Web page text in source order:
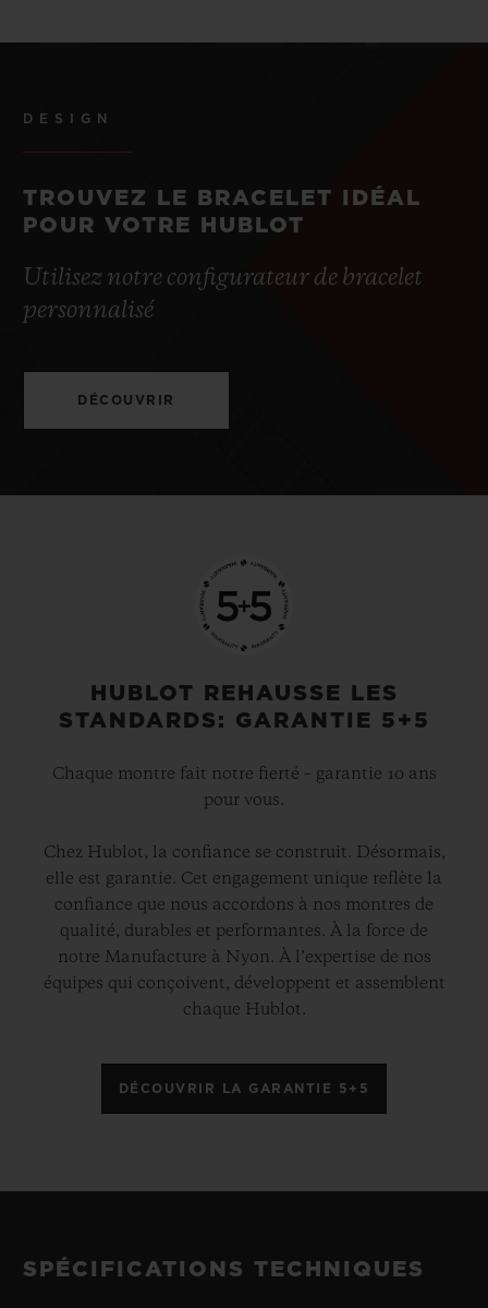
DESIGN
TROUVEZ LE BRACELET IDÉAL
POUR VOTRE HUBLOT
Utilisez notre configurateur de bracelet
personnalisé
DÉCOUVRIR
HUBLOT REHAUSSE LES
STANDARDS: GARANTIE 5+5
Chaque montre fait notre fierté – garantie 10 ans
pour vous.
Chez Hublot, la confiance se construit. Désormais,
elle est garantie. Cet engagement unique reflète la
confiance que nous accordons à nos montres de
qualité, durables et performantes. À la force de
notre Manufacture à Nyon. À l’expertise de nos
équipes qui conçoivent, développent et assemblent
chaque Hublot.
DÉCOUVRIR LA GARANTIE 5+5
SPÉCIFICATIONS TECHNIQUES